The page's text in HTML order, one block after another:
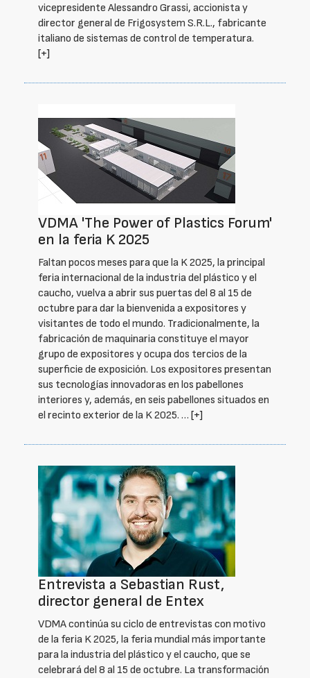
vicepresidente Alessandro Grassi, accionista y
director general de Frigosystem S.R.L., fabricante
italiano de sistemas de control de temperatura.
[+]
VDMA 'The Power of Plastics Forum'
en la feria K 2025
Faltan pocos meses para que la K 2025, la principal
feria internacional de la industria del plástico y el
caucho, vuelva a abrir sus puertas del 8 al 15 de
octubre para dar la bienvenida a expositores y
visitantes de todo el mundo. Tradicionalmente, la
fabricación de maquinaria constituye el mayor
grupo de expositores y ocupa dos tercios de la
superficie de exposición. Los expositores presentan
sus tecnologías innovadoras en los pabellones
interiores y, además, en seis pabellones situados en
el recinto exterior de la K 2025. … [+]
Entrevista a Sebastian Rust,
director general de Entex
VDMA continúa su ciclo de entrevistas con motivo
de la feria K 2025, la feria mundial más importante
para la industria del plástico y el caucho, que se
celebrará del 8 al 15 de octubre. La transformación